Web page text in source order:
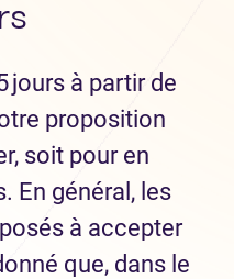
jours à partir de
proposition
soit pour en
En général, les
à accepter
que, dans le